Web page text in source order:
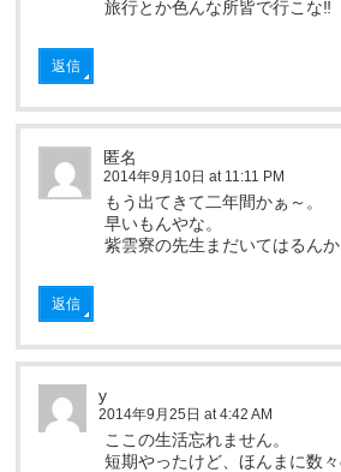
旅行とか色んな所皆で行こな‼︎
返信
匿名
2014年9月10日 at 11:11 PM
もう出てきて二年間かぁ～。
早いもんやな。
紫雲寮の先生まだいてはるんか
返信
y
2014年9月25日 at 4:42 AM
ここの生活忘れません。
短期やったけど、ほんまに数